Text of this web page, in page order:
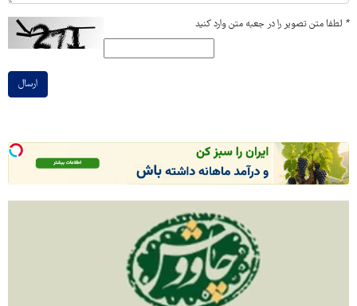
* لطفا متن تصویر را در جعبه متن وارد کنید
ارسال